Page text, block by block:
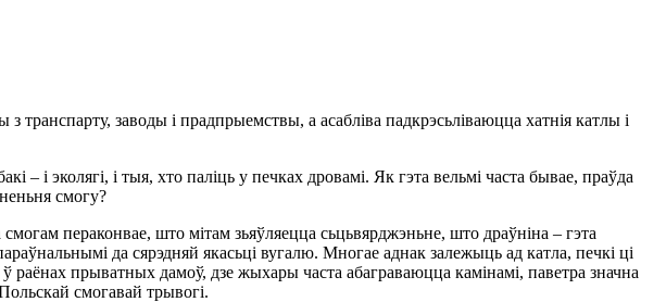
заводы і прадпрыемствы, а асабліва падкрэсьліваюцца хатнія катлы і
– і эколягі, і тыя, хто паліць у печках дровамі. Як гэта вельмі часта бывае, праўда
смогу?
пераконвае, што мітам зьяўляецца сьцьвярджэньне, што драўніна – гэта
да сярэдняй якасьці вугалю. Многае аднак залежыць ад катла, печкі ці
прыватных дамоў, дзе жыхары часта абаграваюцца камінамі, паветра значна
смогавай трывогі.